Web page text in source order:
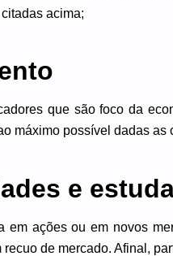
acima;
que são foco da
máximo possível dadas as
e
em ações ou em novos
de mercado. Afinal,